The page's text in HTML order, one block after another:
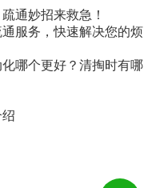
通妙招来救急！
服务，快速解决您的烦
哪个更好？清掏时有哪